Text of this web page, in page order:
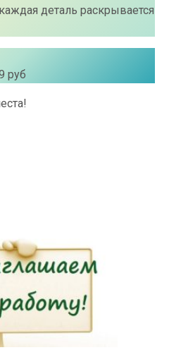
деталь раскрывается
руб